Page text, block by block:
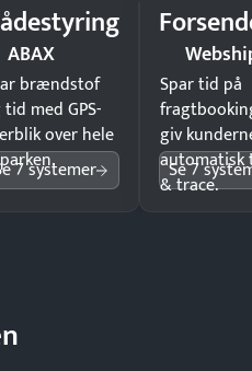
ABAX
brændstof
med GPS-
over hele
7 systemer
Spar tid på
giv
automatisk
& trace.
Se 7